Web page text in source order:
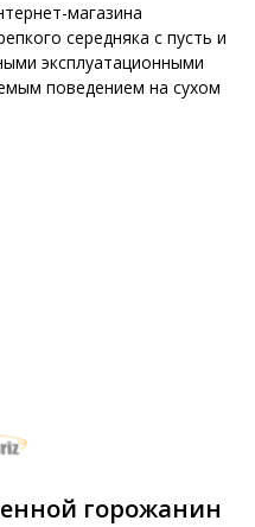
магазина
середняка с пусть и
эксплуатационными
поведением на сухом
горожанин